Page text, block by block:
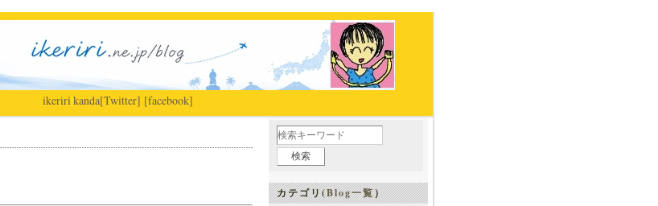
ikeriri|kanda[Twitter] [facebook]
カテゴリ(Blog一覧）